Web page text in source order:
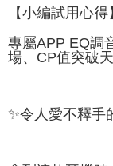
【小編試用心得
專屬APP EQ調
場、CP值突破天
✨令人愛不釋手